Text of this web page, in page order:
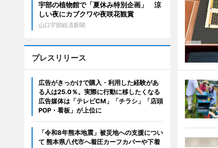
宇部の植物館で「夏休み特別企画」 涼
しい夜にカブクワや夜咲花観賞
山口宇部経済新聞
プレスリリース
広告がきっかけで購入・利用した経験があ
る人は25.0％。実際に行動に移したくなる
広告媒体は「テレビCM」「チラシ」「店頭
POP・看板」が上位に
「令和8年熊本地震」被災地への支援につい
て 熊本県八代市へ着圧カーフカバーや下着